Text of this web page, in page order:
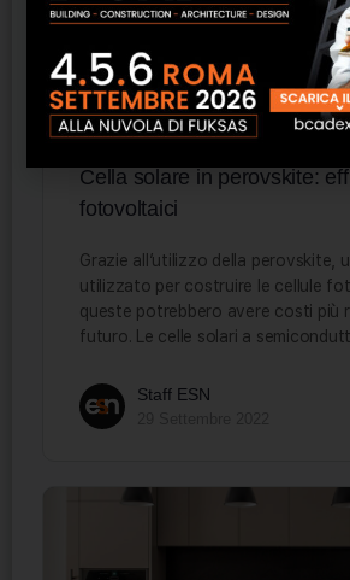
Cella solare in perovskite:
fotovoltaici
Grazie all’utilizzo della perovskite,
utilizzato per costruire le cellule
queste potrebbero avere costi più
futuro. Le celle solari a
Staff ESN